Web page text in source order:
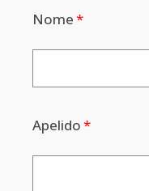
Nome
Apelido